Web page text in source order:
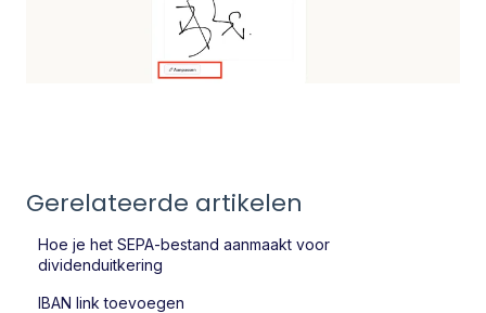
Gerelateerde artikelen
Hoe je het SEPA-bestand aanmaakt voor
dividenduitkering
IBAN link toevoegen